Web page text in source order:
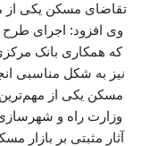
تقاضای مسکن یکی از
وی افزود: اجرای
که همکاری بانک
نیز به شکل مناسبی
مسکن یکی از مهم‌ترین
وزارت راه و